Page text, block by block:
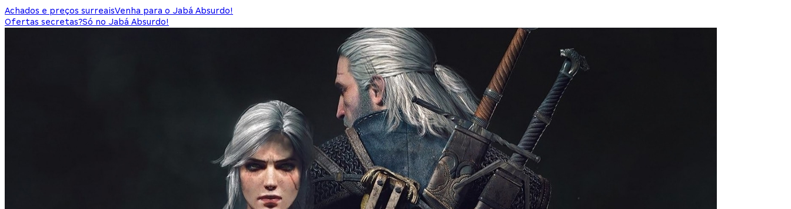
Achados e preços surreaisVenha para o Jabá Absurdo!
Ofertas secretas?Só no Jabá Absurdo!